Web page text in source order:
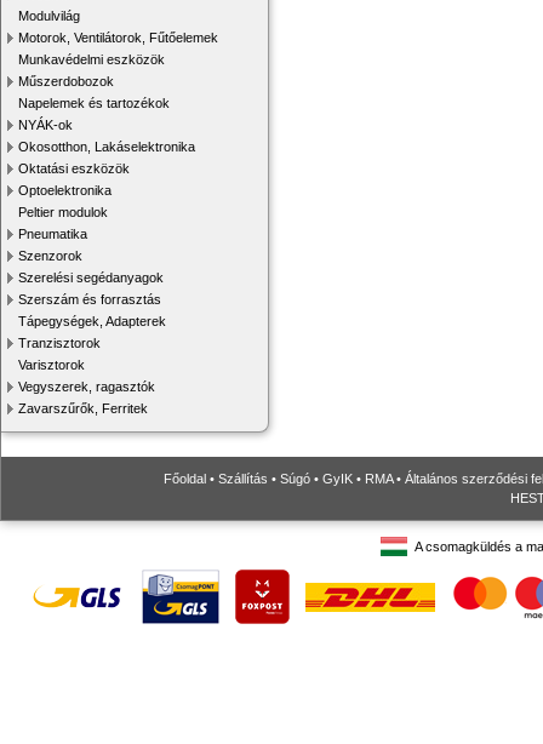
Modulvilág
Motorok, Ventilátorok, Fűtőelemek
Munkavédelmi eszközök
Műszerdobozok
Napelemek és tartozékok
NYÁK-ok
Okosotthon, Lakáselektronika
Oktatási eszközök
Optoelektronika
Peltier modulok
Pneumatika
Szenzorok
Szerelési segédanyagok
Szerszám és forrasztás
Tápegységek, Adapterek
Tranzisztorok
Varisztorok
Vegyszerek, ragasztók
Zavarszűrők, Ferritek
Főoldal • Szállítás • Súgó • GyIK • RMA• Általános szerződési
A csomagküldés a